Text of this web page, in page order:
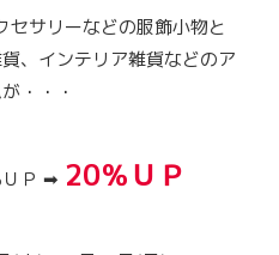
セサリーなどの服飾小物と
、インテリア雑貨などのア
・・・
Ｐ ➡ 20％ＵＰ